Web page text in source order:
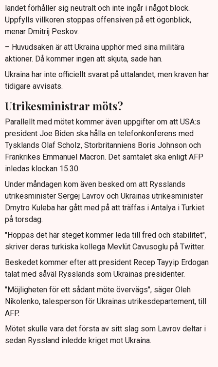
landet förhåller sig neutralt och inte ingår i något block.
Uppfylls villkoren stoppas offensiven på ett ögonblick,
menar Dmitrij Peskov.
– Huvudsaken är att Ukraina upphör med sina militära
aktioner. Då kommer ingen att skjuta, sade han.
Ukraina har inte officiellt svarat på uttalandet, men kraven har
tidigare avvisats.
Utrikesministrar möts?
Parallellt med mötet kommer även uppgifter om att USA:s
president Joe Biden ska hålla en telefonkonferens med
Tysklands Olaf Scholz, Storbritanniens Boris Johnson och
Frankrikes Emmanuel Macron. Det samtalet ska enligt AFP
inledas klockan 15.30.
Under måndagen kom även besked om att Rysslands
utrikesminister Sergej Lavrov och Ukrainas utrikesminister
Dmytro Kuleba har gått med på att träffas i Antalya i Turkiet
på torsdag.
"Hoppas det här steget kommer leda till fred och stabilitet",
skriver deras turkiska kollega Mevlüt Cavusoglu på Twitter.
Beskedet kommer efter att president Recep Tayyip Erdogan
talat med såväl Rysslands som Ukrainas presidenter.
"Möjligheten för ett sådant möte övervägs", säger Oleh
Nikolenko, talesperson för Ukrainas utrikesdepartement, till
AFP.
Mötet skulle vara det första av sitt slag som Lavrov deltar i
sedan Ryssland inledde kriget mot Ukraina.